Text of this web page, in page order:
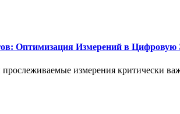
Оптимизация Измерений в Цифровую
измерения критически